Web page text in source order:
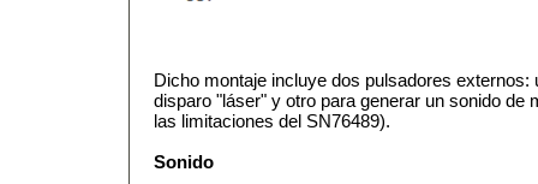
Dicho montaje incluye dos pulsadores externos:
disparo "láser" y otro para generar un sonido de
las limitaciones del SN76489).
Sonido